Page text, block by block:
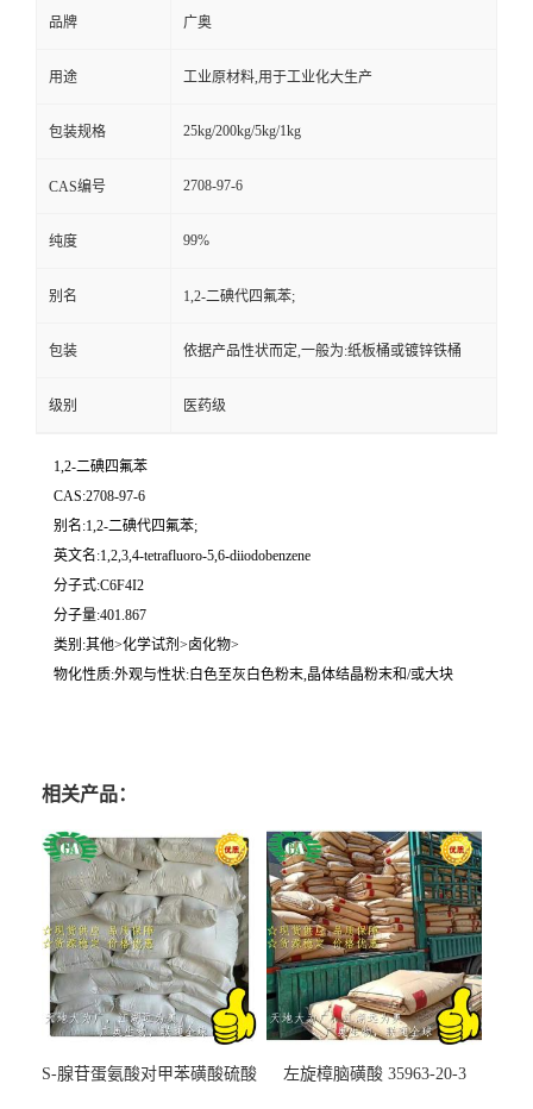
品牌 广奥
用途 工业原材料,用于工业化大生产
包装规格 25kg/200kg/5kg/1kg
CAS编号 2708-97-6
纯度 99%
别名 1,2-二碘代四氟苯;
包装 依据产品性状而定,一般为:纸板桶或镀锌铁桶
级别 医药级
1,2-二碘四氟苯
CAS:2708-97-6
别名:1,2-二碘代四氟苯;
英文名:1,2,3,4-tetrafluoro-5,6-diiodobenzene
分子式:C6F4I2
分子量:401.867
类别:其他>化学试剂>卤化物>
物化性质:外观与性状:白色至灰白色粉末,晶体结晶粉末和/或大块
相关产品：
S-腺苷蛋氨酸对甲苯磺酸硫酸
左旋樟脑磺酸 35963-20-3